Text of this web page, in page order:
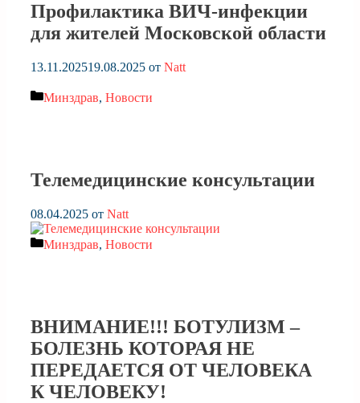
Профилактика ВИЧ-инфекции
для жителей Московской области
13.11.202519.08.2025 от Natt
Рубрики
Минздрав, Новости
Телемедицинские консультации
08.04.2025 от Natt
Рубрики
Минздрав, Новости
ВНИМАНИЕ!!! БОТУЛИЗМ –
БОЛЕЗНЬ КОТОРАЯ НЕ
ПЕРЕДАЕТСЯ ОТ ЧЕЛОВЕКА
К ЧЕЛОВЕКУ!